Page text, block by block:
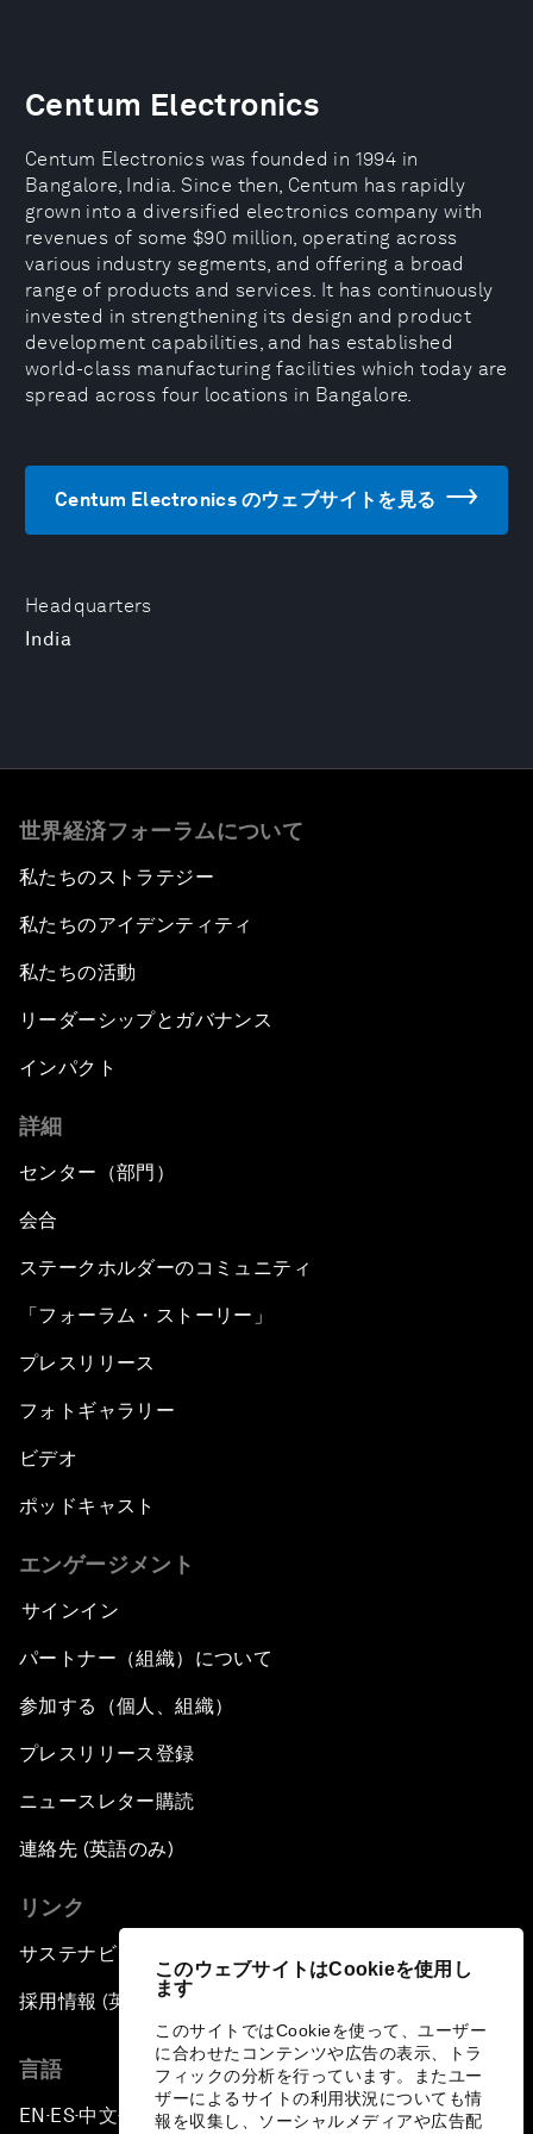
このウェブサイトはCookieを使用し
ます
このサイトではCookieを使って、ユーザー
に合わせたコンテンツや広告の表示、トラ
フィックの分析を行っています。またユー
ザーによるサイトの利用状況についても情
報を収集し、ソーシャルメディアや広告配
Headquarters
India
Centum Electronics
Centum Electronics was founded in 1994 in
Bangalore, India. Since then, Centum has rapidly
grown into a diversified electronics company with
revenues of some $90 million, operating across
various industry segments, and offering a broad
range of products and services. It has continuously
invested in strengthening its design and product
development capabilities, and has established
world-class manufacturing facilities which today are
spread across four locations in Bangalore.
Centum Electronics のウェブサイトを見る
世界経済フォーラムについて
私たちのストラテジー
私たちのアイデンティティ
私たちの活動
リーダーシップとガバナンス
インパクト
詳細
センター（部門）
会合
ステークホルダーのコミュニティ
「フォーラム・ストーリー」
プレスリリース
フォトギャラリー
ビデオ
ポッドキャスト
エンゲージメント
サインイン
パートナー（組織）について
参加する（個人、組織）
プレスリリース登録
ニュースレター購読
連絡先 (英語のみ)
リンク
サステナビリティへの取り組み
採用情報 (英語のみ)
言語
EN ▪ES▪中文▪ 日本語